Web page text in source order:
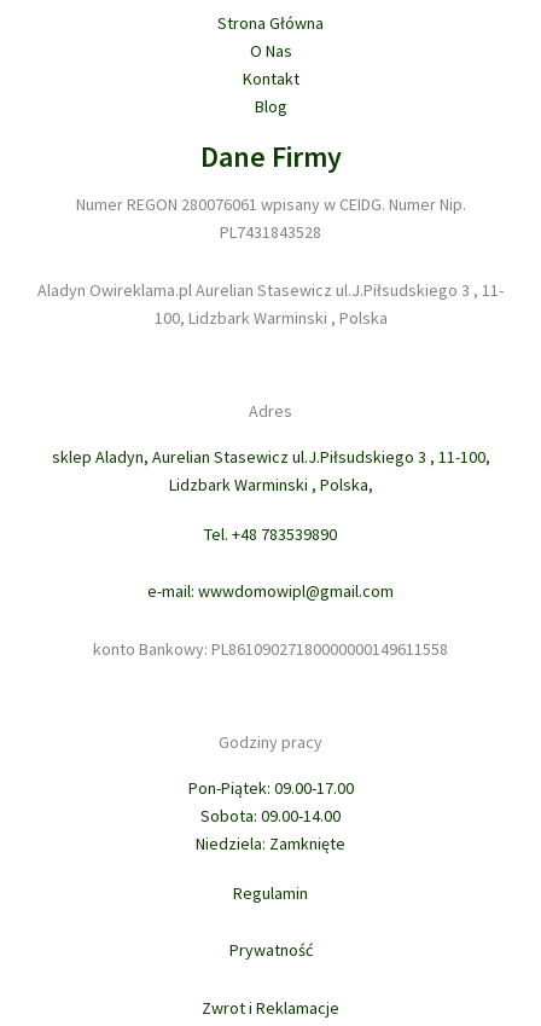
Strona Główna
O Nas
Kontakt
Blog
Dane Firmy
Numer REGON 280076061 wpisany w CEIDG. Numer Nip.
PL7431843528
Aladyn Owireklama.pl Aurelian Stasewicz ul.J.Piłsudskiego 3 , 11-
100, Lidzbark Warminski , Polska
Adres
sklep Aladyn, Aurelian Stasewicz ul.J.Piłsudskiego 3 , 11-100,
Lidzbark Warminski , Polska,
Tel. +48 783539890
e-mail: wwwdomowipl@gmail.com
konto Bankowy: PL86109027180000000149611558
Godziny pracy
Pon-Piątek: 09.00-17.00
Sobota: 09.00-14.00
Niedziela: Zamknięte
Regulamin
Prywatność
Zwrot i Reklamacje